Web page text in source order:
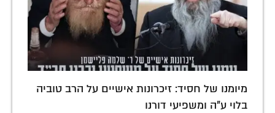
מיומנו של חסיד: זיכרונות אישיים על הרב טוביה
בלוי ע"ה ומשפיעי דורנו